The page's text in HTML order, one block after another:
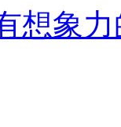
想象力